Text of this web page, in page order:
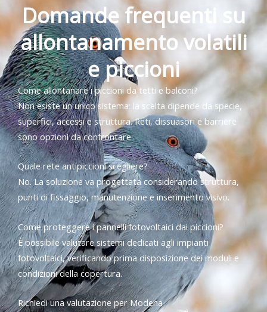
Domande frequenti su
allontanamento volatili
e piccioni
Come allontanare i piccioni da tetti e balconi?
Non esiste un unico sistema: la scelta dipende da specie,
superfici, accessi e struttura. Reti, dissuasori e barriere
sono opzioni da confrontare.
Quale rete antipiccioni scegliere?
No. La soluzione va progettata considerando struttura,
punti di fissaggio, manutenzione e inserimento visivo.
Come proteggere i pannelli fotovoltaici dai piccioni?
È possibile valutare sistemi dedicati agli impianti
fotovoltaici, verificando prima disposizione dei moduli e
condizioni della copertura.
Richiedi una valutazione per Modena